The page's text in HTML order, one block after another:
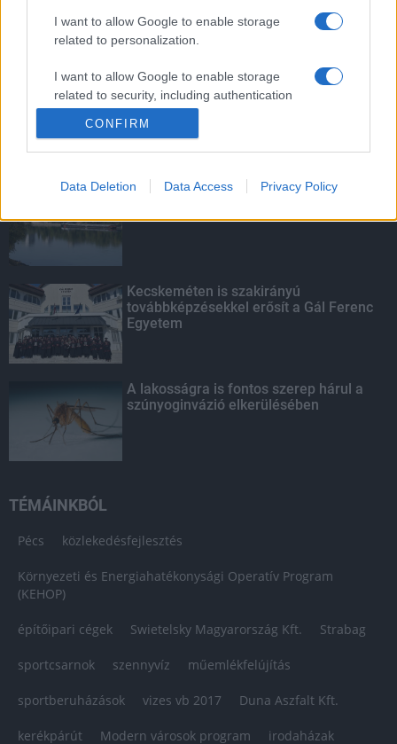
I want to allow Google to enable storage
related to personalization.
I want to allow Google to enable storage
related to security, including authentication
functionality and fraud prevention, and other
user protection.
CONFIRM
Data Deletion Data Access Privacy Policy
Mit lát és mit lát nem a VÉDA?
Megérkezett az eső a Duna
Kecskeméten is szakirányú
továbbképzésekkel erősít a Gál Ferenc
Egyetem
A lakosságra is fontos szerep hárul a
szúnyoginvázió elkerülésében
TÉMÁINKBÓL
Pécs közlekedésfejlesztés
Környezeti és Energiahatékonysági Operatív Program
(KEHOP)
építőipari cégek Swietelsky Magyarország Kft. Strabag
sportcsarnok szennyvíz műemlékfelújítás
sportberuházások vizes vb 2017 Duna Aszfalt Kft.
kerékpárút Modern városok program irodaházak